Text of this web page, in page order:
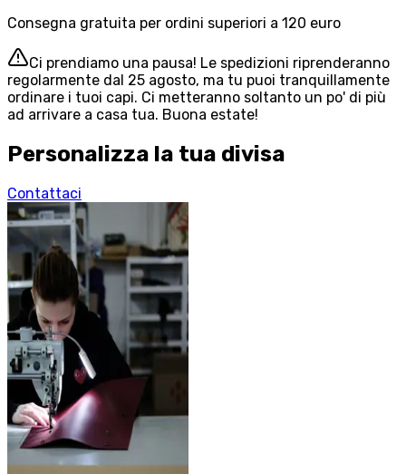
Consegna gratuita per ordini superiori a 120 euro
Ci prendiamo una pausa! Le spedizioni riprenderanno
regolarmente dal 25 agosto, ma tu puoi tranquillamente
ordinare i tuoi capi. Ci metteranno soltanto un po' di più
ad arrivare a casa tua. Buona estate!
Personalizza la tua divisa
Contattaci